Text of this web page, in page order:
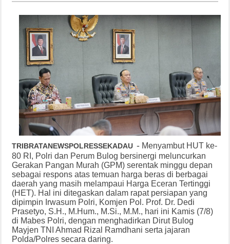
TRIBRATANEWSPOLRESSEKADAU - Menyambut HUT ke-
80 RI, Polri dan Perum Bulog bersinergi meluncurkan
Gerakan Pangan Murah (GPM) serentak minggu depan
sebagai respons atas temuan harga beras di berbagai
daerah yang masih melampaui Harga Eceran Tertinggi
(HET). Hal ini ditegaskan dalam rapat persiapan yang
dipimpin Irwasum Polri, Komjen Pol. Prof. Dr. Dedi
Prasetyo, S.H., M.Hum., M.Si., M.M., hari ini Kamis (7/8)
di Mabes Polri, dengan menghadirkan Dirut Bulog
Mayjen TNI Ahmad Rizal Ramdhani serta jajaran
Polda/Polres secara daring.